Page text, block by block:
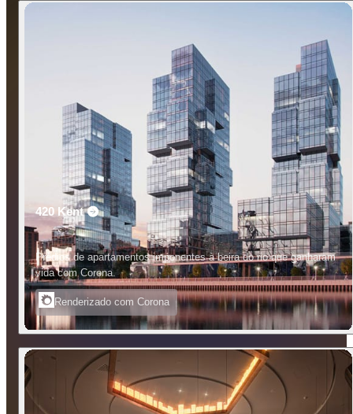
420 Kent
Prédios de apartamentos imponentes à beira do rio que ganharam
vida com Corona.
Renderizado com Corona